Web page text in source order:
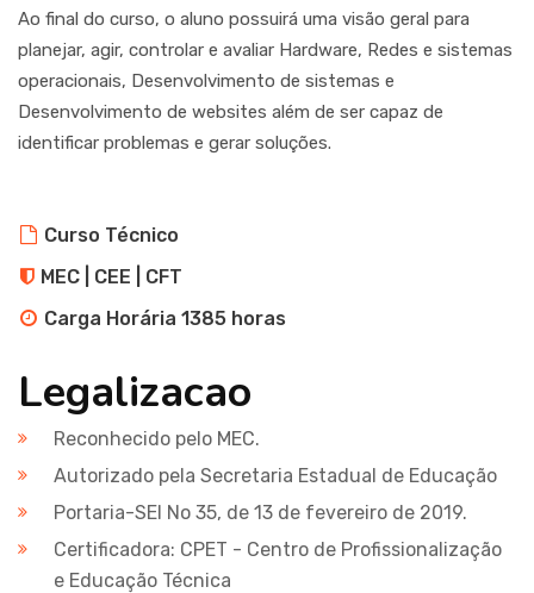
Ao final do curso, o aluno possuirá uma visão geral para
planejar, agir, controlar e avaliar Hardware, Redes e sistemas
operacionais, Desenvolvimento de sistemas e
Desenvolvimento de websites além de ser capaz de
identificar problemas e gerar soluções.
Curso Técnico
MEC | CEE | CFT
Carga Horária 1385 horas
Legalizacao
Reconhecido pelo MEC.
Autorizado pela Secretaria Estadual de Educação
Portaria-SEI No 35, de 13 de fevereiro de 2019.
Certificadora: CPET - Centro de Profissionalização
e Educação Técnica